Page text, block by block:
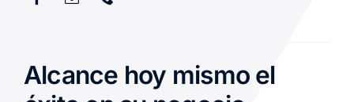
Alcance hoy mismo el